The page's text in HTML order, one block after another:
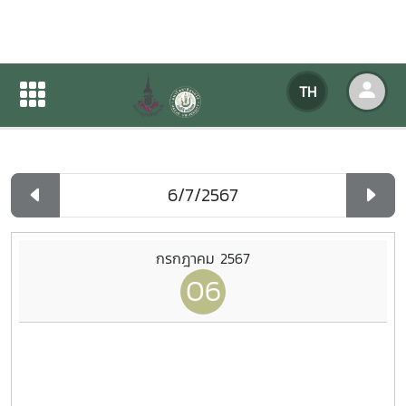
TH
ปฏิทินกิจกรรมของหน่วยงาน
ปฏิทินกิจกรรมของหน่วยงาน
กรกฎาคม 2567
06